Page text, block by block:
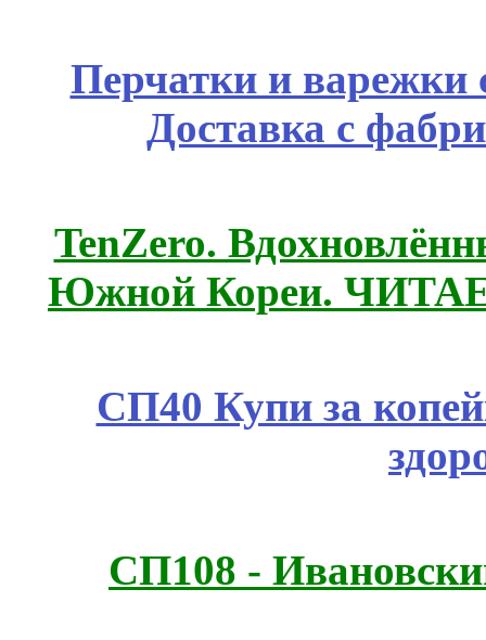
Перчатки и варежки
Доставка с
TenZero.
Южной Кореи.
СП40 Купи за
СП108 -